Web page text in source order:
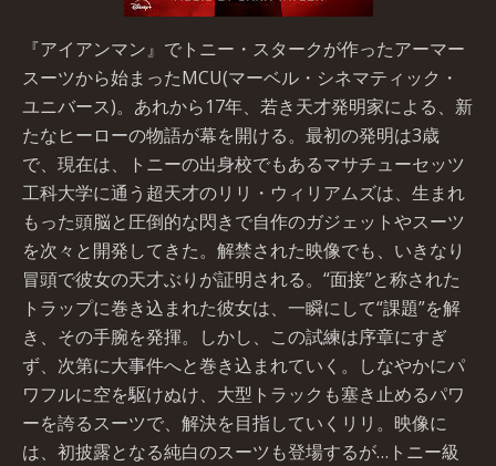
『アイアンマン』でトニー・スタークが作ったアーマー
スーツから始まったMCU(マーベル・シネマティック・
ユニバース)。あれから17年、若き天才発明家による、新
たなヒーローの物語が幕を開ける。最初の発明は3歳
で、現在は、トニーの出身校でもあるマサチューセッツ
工科大学に通う超天才のリリ・ウィリアムズは、生まれ
もった頭脳と圧倒的な閃きで自作のガジェットやスーツ
を次々と開発してきた。解禁された映像でも、いきなり
冒頭で彼女の天才ぶりが証明される。“面接”と称された
トラップに巻き込まれた彼女は、一瞬にして“課題”を解
き、その手腕を発揮。しかし、この試練は序章にすぎ
ず、次第に大事件へと巻き込まれていく。しなやかにパ
ワフルに空を駆けぬけ、大型トラックも塞き止めるパワ
ーを誇るスーツで、解決を目指していくリリ。映像に
は、初披露となる純白のスーツも登場するが…トニー級